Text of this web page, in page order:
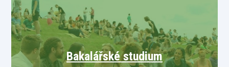
Bakalářské studium